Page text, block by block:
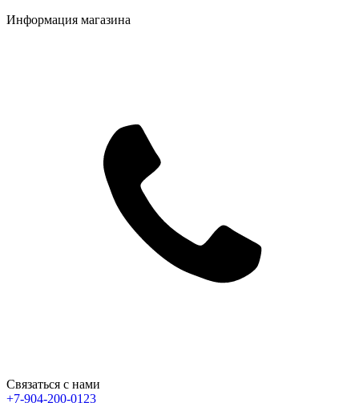
Информация магазина
Связаться с нами
+7-904-200-0123